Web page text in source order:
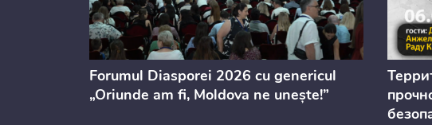
Forumul Diasporei 2026 cu genericul
„Oriunde am fi, Moldova ne unește!”